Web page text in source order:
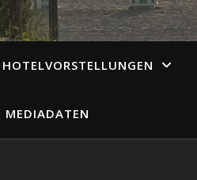
MEDIADATEN